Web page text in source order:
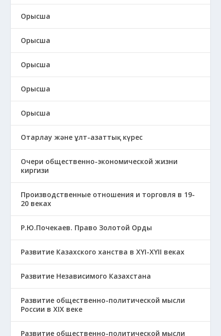
Орысша
Орысша
Орысша
Орысша
Орысша
Отарлау және ұлт-азаттық күрес
Очери общественно-экономической жизни
киргизи
Производственные отношения и торговля в 19-
20 веках
Р.Ю.Почекаев. Право Золотой Орды
Развитие Казахского ханства в ХҮІ-ХҮІІ веках
Развитие Независимого Казахстана
Развитие общественно-политической мысли
России в XIX веке
Развитие общественно-политической мысли